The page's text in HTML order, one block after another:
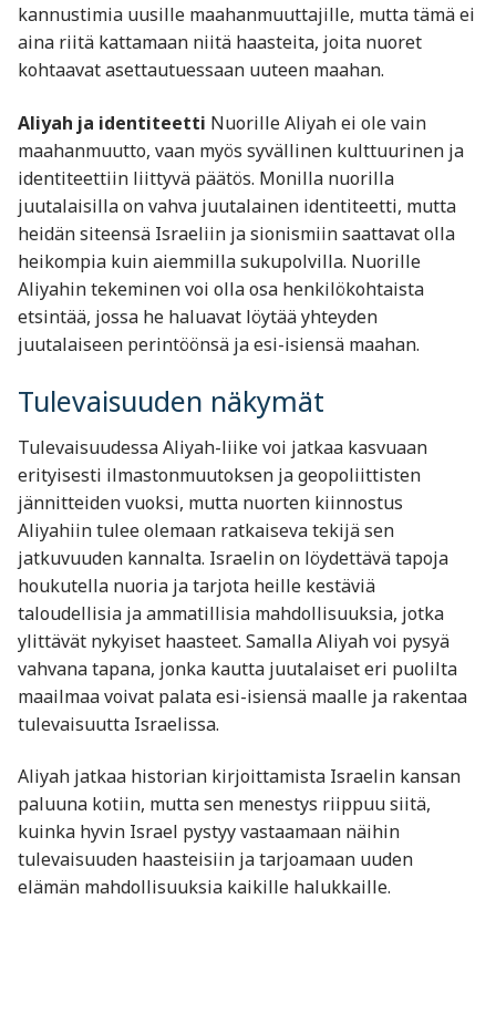
kannustimia uusille maahanmuuttajille, mutta tämä ei
aina riitä kattamaan niitä haasteita, joita nuoret
kohtaavat asettautuessaan uuteen maahan.
Aliyah ja identiteetti Nuorille Aliyah ei ole vain
maahanmuutto, vaan myös syvällinen kulttuurinen ja
identiteettiin liittyvä päätös. Monilla nuorilla
juutalaisilla on vahva juutalainen identiteetti, mutta
heidän siteensä Israeliin ja sionismiin saattavat olla
heikompia kuin aiemmilla sukupolvilla. Nuorille
Aliyahin tekeminen voi olla osa henkilökohtaista
etsintää, jossa he haluavat löytää yhteyden
juutalaiseen perintöönsä ja esi-isiensä maahan.
Tulevaisuuden näkymät
Tulevaisuudessa Aliyah-liike voi jatkaa kasvuaan
erityisesti ilmastonmuutoksen ja geopoliittisten
jännitteiden vuoksi, mutta nuorten kiinnostus
Aliyahiin tulee olemaan ratkaiseva tekijä sen
jatkuvuuden kannalta. Israelin on löydettävä tapoja
houkutella nuoria ja tarjota heille kestäviä
taloudellisia ja ammatillisia mahdollisuuksia, jotka
ylittävät nykyiset haasteet. Samalla Aliyah voi pysyä
vahvana tapana, jonka kautta juutalaiset eri puolilta
maailmaa voivat palata esi-isiensä maalle ja rakentaa
tulevaisuutta Israelissa.
Aliyah jatkaa historian kirjoittamista Israelin kansan
paluuna kotiin, mutta sen menestys riippuu siitä,
kuinka hyvin Israel pystyy vastaamaan näihin
tulevaisuuden haasteisiin ja tarjoamaan uuden
elämän mahdollisuuksia kaikille halukkaille.